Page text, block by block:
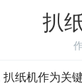
扒
纸机作为关